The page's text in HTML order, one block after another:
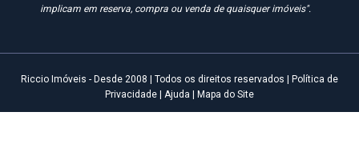
implicam em reserva, compra ou venda de quaisquer imóveis".
Riccio Imóveis - Desde 2008 | Todos os direitos reservados | Política de
Privacidade | Ajuda | Mapa do Site